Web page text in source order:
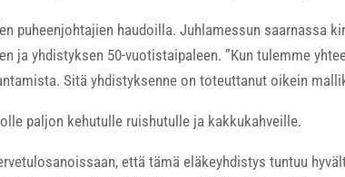
puheenjohtajien haudoilla. Juhlamessun saarnassa
ja yhdistyksen 50-vuotistaipaleen. ”Kun tulemme
Sitä yhdistyksenne on toteuttanut oikein
paljon kehutulle ruishutulle ja kakkukahveille.
että tämä eläkeyhdistys tuntuu